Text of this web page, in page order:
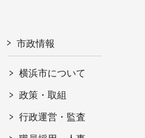
市政情報
横浜市について
政策・取組
行政運営・監査